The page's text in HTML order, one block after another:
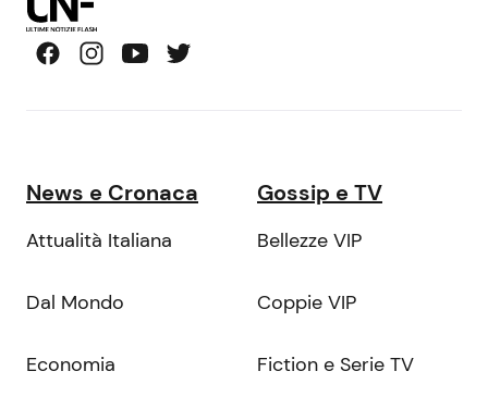
News e Cronaca
Attualità Italiana
Dal Mondo
Economia
Gossip e TV
Bellezze VIP
Coppie VIP
Fiction e Serie TV